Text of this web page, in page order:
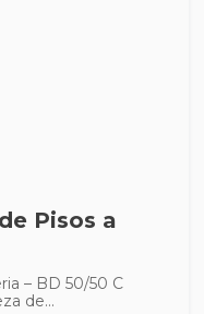
Pisos a
– BD 50/50 C
de...